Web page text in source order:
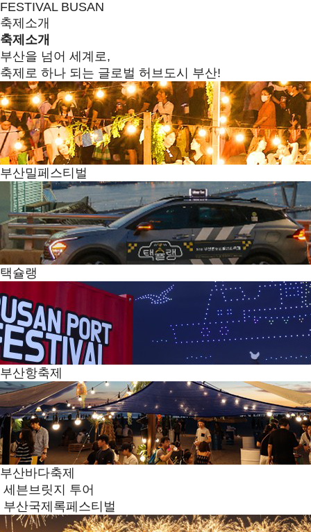
FESTIVAL BUSAN
축제소개
축제소개
부산을 넘어 세계로,
축제로 하나 되는 글로벌 허브도시 부산!
부산밀페스티벌
택슐랭
부산항축제
부산바다축제
세븐브릿지 투어
부산국제록페스티벌